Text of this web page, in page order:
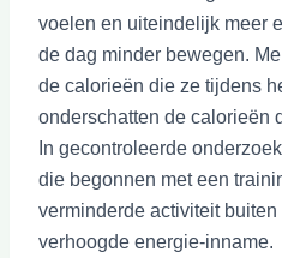
voelen en uiteindelijk meer
de dag minder bewegen.
de calorieën die ze tijdens
onderschatten de calorieën
In gecontroleerde
die begonnen met een
verminderde activiteit
verhoogde energie-inname.